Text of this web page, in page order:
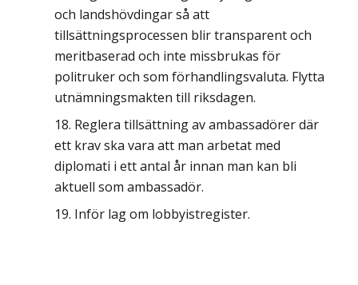
och landshövdingar så att
tillsättningsprocessen blir transparent och
meritbaserad och inte missbrukas för
politruker och som förhandlingsvaluta. Flytta
utnämningsmakten till riksdagen.
Reglera tillsättning av ambassadörer där
ett krav ska vara att man arbetat med
diplomati i ett antal år innan man kan bli
aktuell som ambassadör.
Inför lag om lobbyistregister.